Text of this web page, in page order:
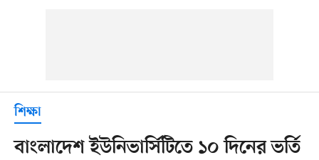
শিক্ষা
বাংলাদেশ ইউনিভার্সিটিতে ১০ দিনের ভর্তি